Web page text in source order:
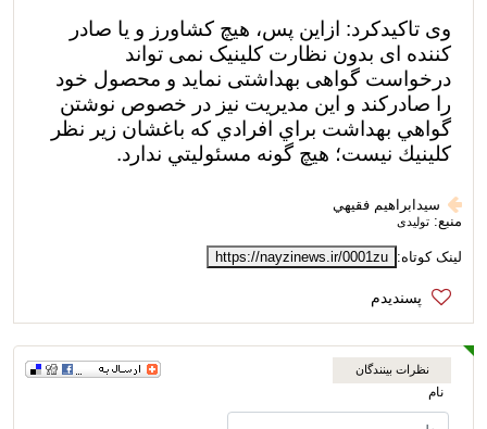
‌وی تاکیدکرد: ازاین پس، هیچ کشاورز و یا صادر
کننده ای بدون نظارت کلینیک نمی تواند
درخواست گواهی بهداشتی نماید و محصول خود
را صادرکند و اين مديريت نیز در خصوص نوشتن
گواهي بهداشت براي افرادي كه باغشان زير نظر
كلينيك نيست؛ هيچ گونه مسئوليتي ندار د.
سيدابراهيم فقيهي
منبع: تولیدی
لینک کوتاه: https://nayzinews.ir/0001zu
نظرات بینندگان
نام